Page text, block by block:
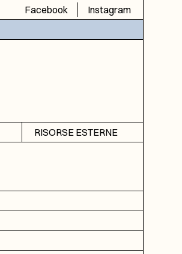
Facebook
Instagram
RISORSE ESTERNE
DGA
ICAR